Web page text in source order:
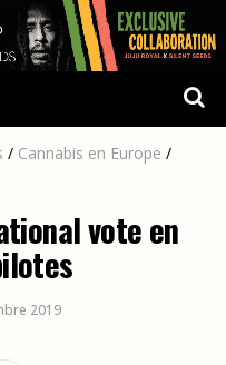
/ Cannabis en Europe /
vote en
2019